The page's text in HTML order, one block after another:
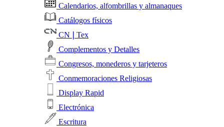
Calendarios, alfombrillas y almanaques
Catálogos físicos
CN❘Tex
Complementos y Detalles
Congresos, monederos y tarjeteros
Conmemoraciones Religiosas
Display Rapid
Electrónica
Escritura